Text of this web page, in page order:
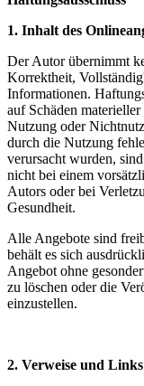
1. Inhalt des
Der Autor übernimmt
Korrektheit,
Informationen.
auf Schäden
Nutzung oder
durch die Nutzung
verursacht wurden,
nicht bei einem
Autors oder bei
Gesundheit.
Alle Angebote sind
behält es sich
Angebot ohne
zu löschen oder die
einzustellen.
2. Verweise und Links